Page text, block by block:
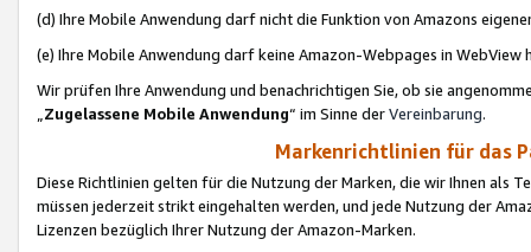
(d) Ihre Mobile Anwendung darf nicht die Funktion von Amazons
(e) Ihre Mobile Anwendung darf keine Amazon-Webpages in WebView
Wir prüfen Ihre Anwendung und benachrichtigen Sie, ob sie
„Zugelassene Mobile Anwendung“ im Sinne derVereinbarung.
Markenrichtlinien für das
Diese Richtlinien gelten für die Nutzung der Marken, die wir Ihnen als
müssen jederzeit strikt eingehalten werden, und jede Nutzung der
Lizenzen bezüglich Ihrer Nutzung der Amazon-Marken.